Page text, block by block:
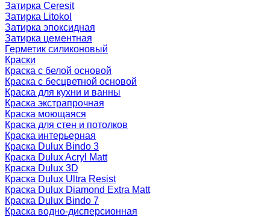
Затирка Ceresit
Затирка Litokol
Затирка эпоксидная
Затирка цементная
Герметик силиконовый
Краски
Краска с белой основой
Краска с бесцветной основой
Краска для кухни и ванны
Краска экстрапрочная
Краска моющаяся
Краска для стен и потолков
Краска интерьерная
Краска Dulux Bindo 3
Краска Dulux Acryl Matt
Краска Dulux 3D
Краска Dulux Ultra Resist
Краска Dulux Diamond Extra Matt
Краска Dulux Bindo 7
Краска водно-дисперсионная